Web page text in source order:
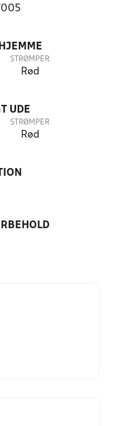
STRØMPER
Rød
UDE
STRØMPER
Rød